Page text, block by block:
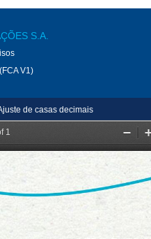
S.A.
V1)
de casas decimais